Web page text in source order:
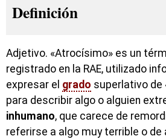
Definición
Adjetivo. «Atrocísimo» es un
registrado en la RAE, utilizado
expresar el grado superlativo de
para describir algo o alguien
inhumano, que carece de
referirse a algo muy terrible o